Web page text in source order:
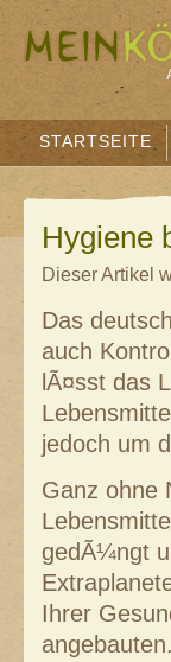
STARTSEITE
Hygiene
Dieser Artikel
Das
auch
lÃ¤sst das
jedoch um
Ganz ohne
gedÃ¼ngt
Ihrer